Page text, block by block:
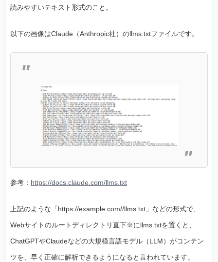
読みやすいテキスト形式のこと。
以下の画像はClaude（Anthropic社）のllms.txtファイルです。
参考： https://docs.claude.com/llms.txt
上記のような「https://example.com//llms.txt」などの形式で、
Webサイトのルートディレクトリ直下※にllms.txtを置くと、
ChatGPTやClaudeなどの大規模言語モデル（LLM）がコンテン
ツを、早く正確に解析できるようになると言われています。